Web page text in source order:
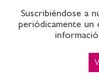
Suscribiéndose a
periódicamente